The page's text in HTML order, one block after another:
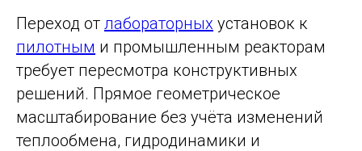
Переход от лабораторных установок к
пилотным и промышленным реакторам
требует пересмотра конструктивных
решений. Прямое геометрическое
масштабирование без учёта изменений
теплообмена, гидродинамики и